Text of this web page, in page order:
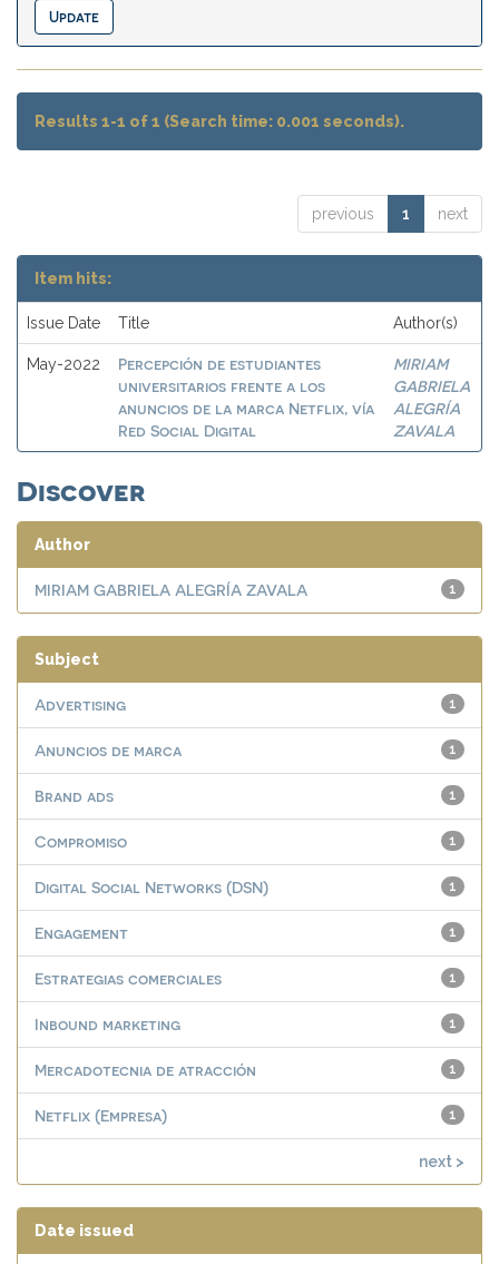
Results 1-1 of 1 (Search time: 0.001 seconds).
previous 1 next
Item hits:
Issue Date Title Author(s)
May-2022
Percepción de estudiantes
universitarios frente a los
anuncios de la marca Netflix, vía
Red Social Digital
MIRIAM
GABRIELA
ALEGRÍA
ZAVALA
Discover
Author
1
MIRIAM GABRIELA ALEGRÍA ZAVALA
Subject
1
Advertising
1
Anuncios de marca
1
Brand ads
1
Compromiso
1
Digital Social Networks (DSN)
1
Engagement
1
Estrategias comerciales
1
Inbound marketing
1
Mercadotecnia de atracción
1
Netflix (Empresa)
next >
Date issued